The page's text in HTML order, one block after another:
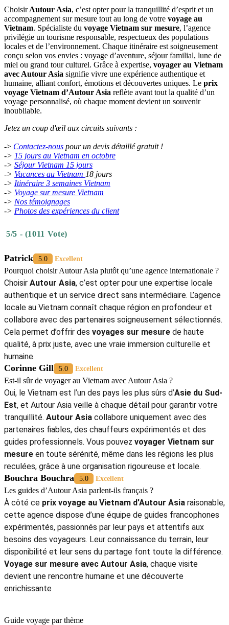
que
prévu
➡️ Cliquez pour les infos utiles pourComment réserver votre
circuit Vietnam
--> AvecAutour Asia, découvrez un Vietnam sur mesure,
authentique, sincère, responsable et profondément humain.
IV. Informations pratiques pour bien
préparer votre voyage
Préparez votre aventure en toute sérénité ! À côté le
Vietnam d'Autour Asia
pour un voyage réussi, du départ au retour.
Visa Vietnam: la plupart des voyageurs peuvent obtenir un
visa électronique Vietnamavant leur départ. Autour Asia vous
aide dans la démarche si nécessaire.
Monnaie officiel est le đồng vietnamien (VND). Il est
recommandé d’avoir de l’argent liquide pour les marchés et
petits commerces.
Vêtements adaptés : lumière le jour, quelque chose de plus
surcomment s'habiller au Vietnam
jour dans ses vaccinations courantes.
Langues : les circuits sont disponibles avec guides
francophones ou anglophones, selon votre préférence.
, c’est opter pour la tranquillité d’esprit et un
accompagnement sur mesure tout au long de votrevoyage au
Vietnam. Spécialiste duvoyage Vietnam sur mesure, l’agence
privilégie un tourisme responsable, respectueux des populations
locales et de l’environnement. Chaque itinéraire est soigneusement
conçu selon vos envies : voyage d’aventure, séjour familial, lune de
miel ou grand tour culturel. Grâce à expertise,voyager au Vietnam
avec Autour Asia
humaine, alliant confort, émotions et découvertes uniques. Le
voyage Vietnam d’Autour Asia
voyage personnalisé, où chaque moment devient un souvenir
inoubliable.
Jetez un coup d'œil aux circuits suivants :
-> Contactez-nouspour un devis détaillé gratuit !
-
15 jours au Vietnam en octobre
->Séjour Vietnam 15 jours
->Vacances au Vietnam18 jours
->Itinéraire 3 semaines Vietnam
Voyage sur mesure Vietnam
->Nos témoignages
->Photos des expériences du client
5/5 - (1011 Vote)
Patrick 5.0 Excellent
Pourquoi choisir Autour Asia plutôt qu’une agence internationale ?
ChoisirAutour Asia, c’est opter pour une expertise locale
authentique et un service direct sans intermédiaire. L’agence
locale au Vietnam connaît chaque région en profondeur et